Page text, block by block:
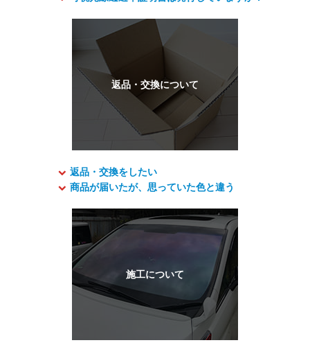
返品・交換をしたい
商品が届いたが、思っていた色と違う